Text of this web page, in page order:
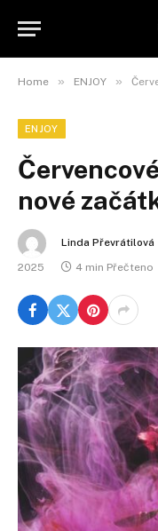
Home » ENJOY »
ENJOY
nové
Linda Převrátilová
2025
4 min Přečteno